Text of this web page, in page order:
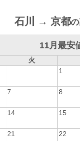
石川 → 京都
11月最安
火
1
7 8
14 15
21 22